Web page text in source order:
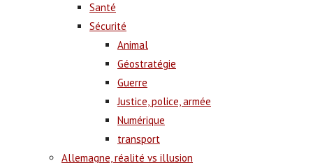
Santé
Sécurité
Animal
Géostratégie
Guerre
Justice, police, armée
Numérique
transport
Allemagne, réalité vs illusion